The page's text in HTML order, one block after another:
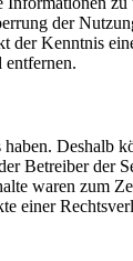
der
der Kenntnis
entfernen.
Deshalb
Betreiber der
waren zum
einer